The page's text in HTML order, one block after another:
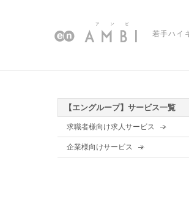
若手ハイ
【エングループ】サービス一覧
求職者様向け求人サービス
企業様向けサービス